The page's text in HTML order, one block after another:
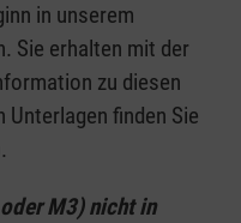
in unserem
Sie erhalten mit der
zu diesen
finden Sie
M3) nicht in